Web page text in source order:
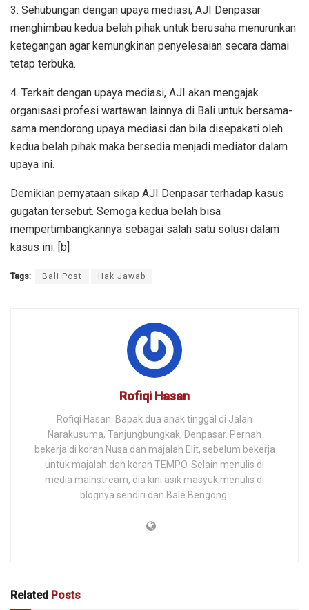
3. Sehubungan dengan upaya mediasi, AJI Denpasar
menghimbau kedua belah pihak untuk berusaha menurunkan
ketegangan agar kemungkinan penyelesaian secara damai
tetap terbuka.
4. Terkait dengan upaya mediasi, AJI akan mengajak
organisasi profesi wartawan lainnya di Bali untuk bersama-
sama mendorong upaya mediasi dan bila disepakati oleh
kedua belah pihak maka bersedia menjadi mediator dalam
upaya ini.
Demikian pernyataan sikap AJI Denpasar terhadap kasus
gugatan tersebut. Semoga kedua belah bisa
mempertimbangkannya sebagai salah satu solusi dalam
kasus ini. [b]
Tags: Bali Post Hak Jawab
Rofiqi Hasan
Rofiqi Hasan. Bapak dua anak tinggal di Jalan
Narakusuma, Tanjungbungkak, Denpasar. Pernah
bekerja di koran Nusa dan majalah Elit, sebelum bekerja
untuk majalah dan koran TEMPO. Selain menulis di
media mainstream, dia kini asik masyuk menulis di
blognya sendiri dan Bale Bengong.
Related Posts